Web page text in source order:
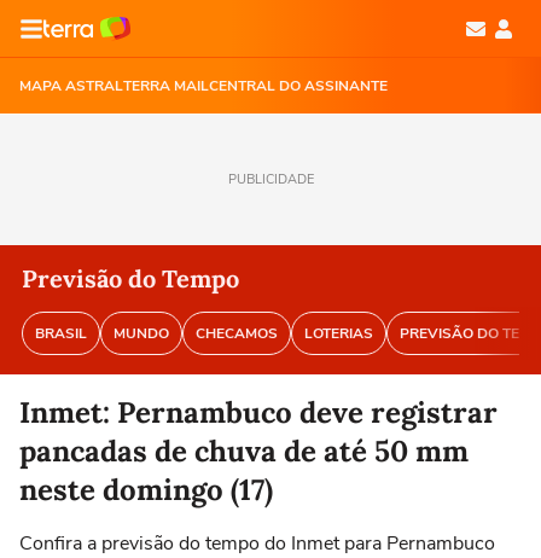
MAPA ASTRALTERRA MAILCENTRAL DO ASSINANTE
PUBLICIDADE
Previsão do Tempo
BRASIL MUNDO CHECAMOS LOTERIAS PREVISÃO DO
Inmet: Pernambuco deve registrar
pancadas de chuva de até 50 mm
neste domingo (17)
Confira a previsão do tempo do Inmet para Pernambuco